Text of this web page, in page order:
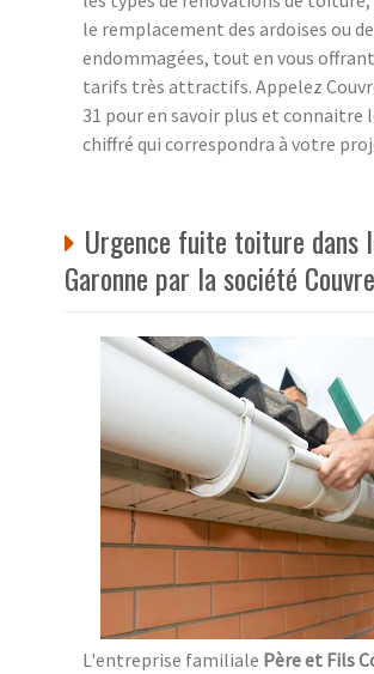
le remplacement des ardoises ou
endommagées, tout en vous
tarifs très attractifs. Appelez
31 pour en savoir plus et connaitre
chiffré qui correspondra à votre
Urgence fuite toiture dans
Garonne par la société
L'entreprise familiale Père et Fils